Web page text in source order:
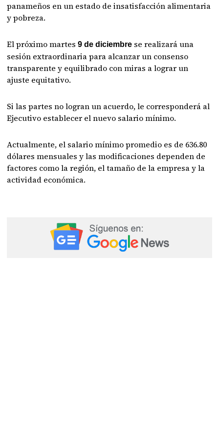
panameños en un estado de insatisfacción alimentaria
y pobreza.
El próximo martes 9 de diciembre se realizará una
sesión extraordinaria para alcanzar un consenso
transparente y equilibrado con miras a lograr un
ajuste equitativo.
Si las partes no logran un acuerdo, le corresponderá al
Ejecutivo establecer el nuevo salario mínimo.
Actualmente, el salario mínimo promedio es de 636.80
dólares mensuales y las modificaciones dependen de
factores como la región, el tamaño de la empresa y la
actividad económica.